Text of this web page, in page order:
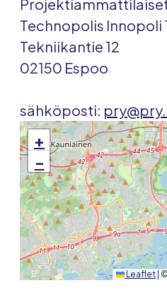
Technopolis Innopoli
Tekniikantie 12
02150 Espoo
sähköposti:
+
−
Leaflet ©